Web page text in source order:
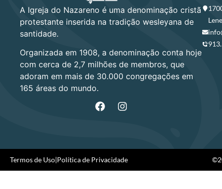
A Igreja do Nazareno é uma denominação cristã
protestante inserida na tradição wesleyana de
santidade.
Organizada em 1908, a denominação conta hoje
com cerca de 2,7 milhões de membros, que
adoram em mais de 30.000 congregações em
165 áreas do mundo.
Termos de Uso|Política de Privacidade